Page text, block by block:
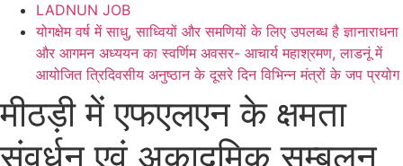
LADNUN JOB
योगक्षेम वर्ष में साधु, साध्वियों और समणियों के लिए उपलब्ध है ज्ञानाराधना
और आगमन अध्ययन का स्वर्णिम अवसर- आचार्य महाश्रमण, लाडनूं में
आयोजित त्रिदिवसीय अनुष्ठान के दूसरे दिन विभिन्न मंत्रों के जप प्रयोग
मीठड़ी में एफएलएन के क्षमता
संवर्धन एवं अकादमिक सम्बलन